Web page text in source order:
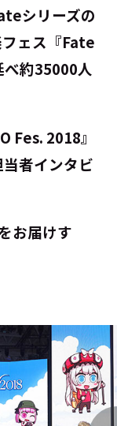
シリーズの
ェス『Fate
約35000人
Fes. 2018』
者インタビ
お届けす